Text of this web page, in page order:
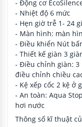
- Động cơ
- Nhiệt độ 6 mức
- Hẹn giờ trễ 1- 24
- Màn hình: màn
- Điều khiển Nút
- Thiết kế giàn 3
- Điều chỉnh giàn: 3
điều chỉnh chiều
- Kệ xếp cốc 2 kệ ở
- An toàn: Aqua
hơi nước
Thông số kĩ thuật